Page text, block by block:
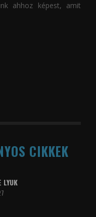
ahhoz képest, amit
CIKKEK
LYUK